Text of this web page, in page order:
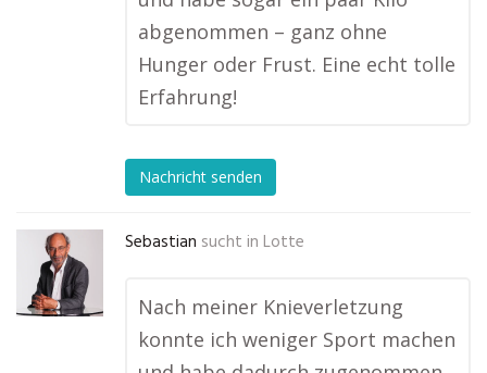
abgenommen – ganz ohne
Hunger oder Frust. Eine echt tolle
Erfahrung!
Nachricht senden
Sebastian sucht in Lotte
Nach meiner Knieverletzung
konnte ich weniger Sport machen